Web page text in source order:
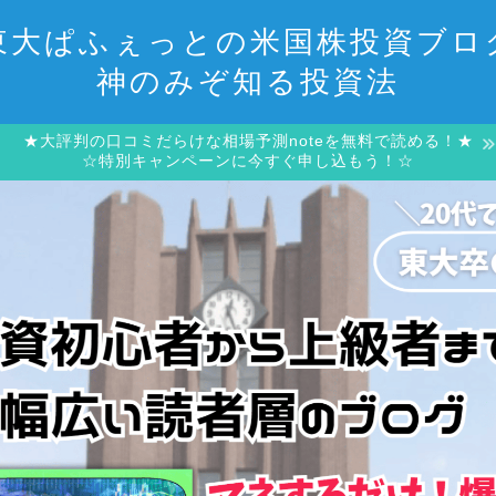
大ぱふぇっとの米国株投資ブロ
神のみぞ知る投資法
★大評判の口コミだらけな相場予測noteを無料で読める！★
☆特別キャンペーンに今すぐ申し込もう！☆